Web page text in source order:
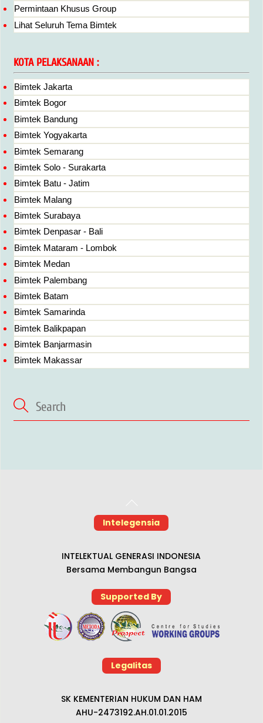
Permintaan Khusus Group
Lihat Seluruh Tema Bimtek
KOTA PELAKSANAAN :
Bimtek Jakarta
Bimtek Bogor
Bimtek Bandung
Bimtek Yogyakarta
Bimtek Semarang
Bimtek Solo - Surakarta
Bimtek Batu - Jatim
Bimtek Malang
Bimtek Surabaya
Bimtek Denpasar - Bali
Bimtek Mataram - Lombok
Bimtek Medan
Bimtek Palembang
Bimtek Batam
Bimtek Samarinda
Bimtek Balikpapan
Bimtek Banjarmasin
Bimtek Makassar
Back
To
Top
Intelegensia
INTELEKTUAL GENERASI INDONESIA
Bersama Membangun Bangsa
Supported By
Legalitas
SK KEMENTERIAN HUKUM DAN HAM
AHU-2473192.AH.01.01.2015